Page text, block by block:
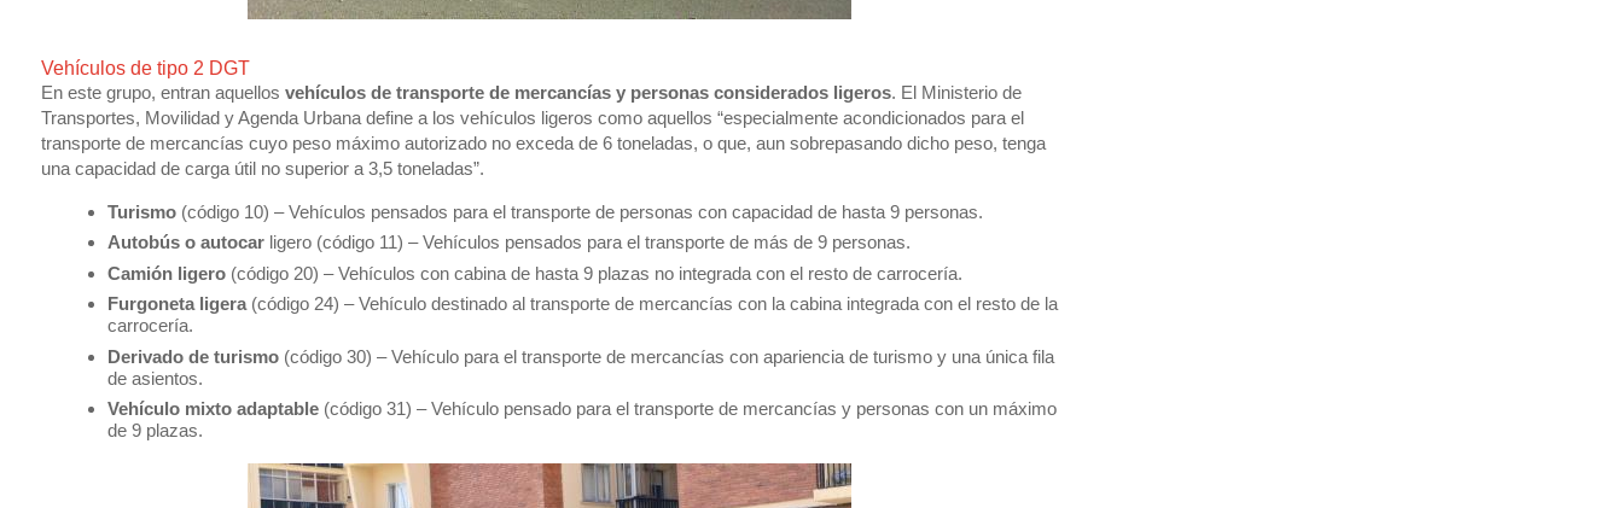
Vehículos de tipo 2 DGT
En este grupo, entran aquellos vehículos de transporte de mercancías y personas considerados ligeros. El Ministerio de
Transportes, Movilidad y Agenda Urbana define a los vehículos ligeros como aquellos “especialmente acondicionados para el
transporte de mercancías cuyo peso máximo autorizado no exceda de 6 toneladas, o que, aun sobrepasando dicho peso, tenga
una capacidad de carga útil no superior a 3,5 toneladas”.
Turismo(código 10) – Vehículos pensados para el transporte de personas con capacidad de hasta 9 personas.
Autobús o autocarligero (código 11) – Vehículos pensados para el transporte de más de 9 personas.
Camión ligero(código 20) – Vehículos con cabina de hasta 9 plazas no integrada con el resto de carrocería.
Furgoneta ligera(código 24) – Vehículo destinado al transporte de mercancías con la cabina integrada con el resto de la
carrocería.
Derivado de turismo(código 30) – Vehículo para el transporte de mercancías con apariencia de turismo y una única fila
de asientos.
Vehículo mixto adaptable(código 31) – Vehículo pensado para el transporte de mercancías y personas con un máximo
de 9 plazas.